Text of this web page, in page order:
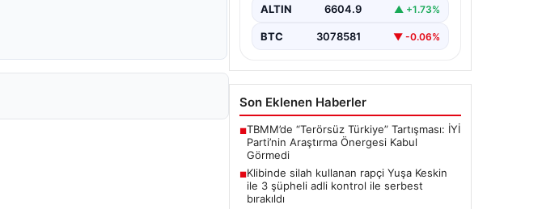
ALTIN 6604.9 ▲ +1.73%
BTC 3078581 ▼ -0.06%
Son Eklenen Haberler
■TBMM’de “Terörsüz Türkiye” Tartışması: İYİ
Parti’nin Araştırma Önergesi Kabul
Görmedi
■Klibinde silah kullanan rapçi Yuşa Keskin
ile 3 şüpheli adli kontrol ile serbest
bırakıldı